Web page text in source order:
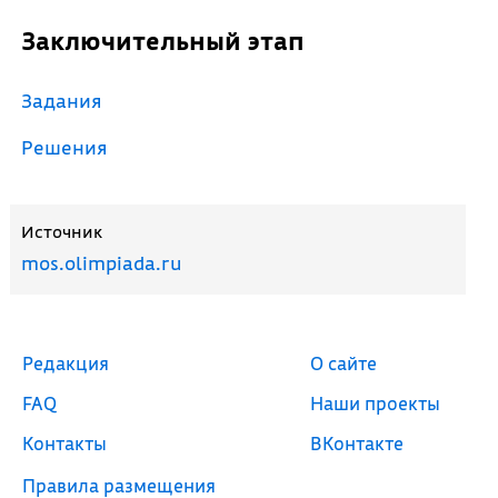
Заключительный этап
Задания
Решения
Источник
mos.olimpiada.ru
Редакция
FAQ
Контакты
Правила размещения
О сайте
Наши проекты
ВКонтакте